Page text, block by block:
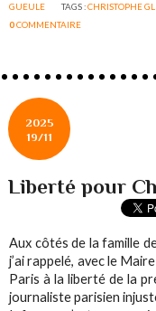
GUEULE
TAGS :CHRISTOPHE
0COMMENTAIRE
2025
19/11
Liberté pour
Aux côtés de la famille
j’ai rappelé, avec le
Paris à la liberté de la
journaliste parisien